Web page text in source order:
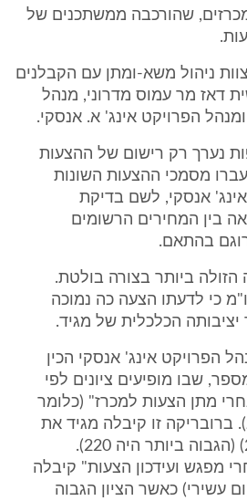
שהורכבה ממשתכנים של
ניהול משא-ומתן עם הקבלנים
דאז מר עמוס מדרוני, מנהל
הפרויקט אינג' א. אנסקי.
נערך רק רישום של ההצעות
מסמכי ההצעות השונות
אנסקי, לשם בדיקת
בין המחירים הרשומים
בהתאם.
ביותר בצורה בולטת.
כי לדעתו הצעה כה נמוכה
הכלכלית של מגיד.
הפרויקט אינג' אנסקי הכין
הקבלנים, 16 במספר, שבו מופיעים ציונים לפי
מתן הצעות למכרז" (כלומר
ברובריקה זו קיבלה מגיד את
הציון הנמוך ביותר (22) (הגבוה ביותר היה 220).
מפגש ועידכון הצעות" קיבלה
הציון 58 (מקום עשירי) כאשר הציון הגבוה